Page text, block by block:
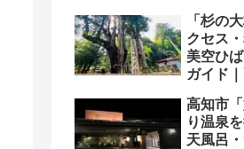
「杉の
クセス
美空ひ
ガイド
高知市
り温泉
天風呂